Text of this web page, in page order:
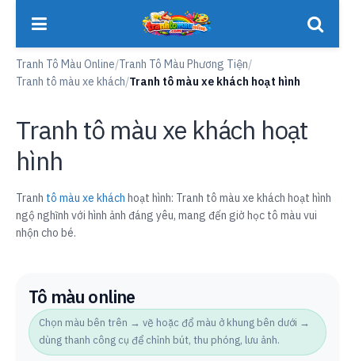
Tranh Tô Màu Online/Tranh Tô Màu Phương Tiện/
Tranh tô màu xe khách/Tranh tô màu xe khách hoạt hình
Tranh tô màu xe khách hoạt
hình
Tranh tô màu xe khách hoạt hình: Tranh tô màu xe khách hoạt hình
ngộ nghĩnh với hình ảnh đáng yêu, mang đến giờ học tô màu vui
nhộn cho bé.
Tô màu online
Chọn màu bên trên → vẽ hoặc đổ màu ở khung bên dưới →
dùng thanh công cụ để chỉnh bút, thu phóng, lưu ảnh.